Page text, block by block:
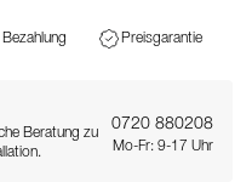
Preisgarantie
Beratung zu
0720 880208
Mo-Fr: 9-17 Uhr